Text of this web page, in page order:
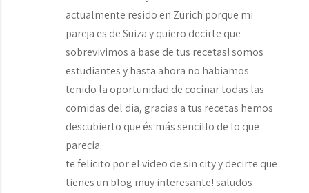
actualmente resido en Zürich porque mi
pareja es de Suiza y quiero decirte que
sobrevivimos a base de tus recetas! somos
estudiantes y hasta ahora no habiamos
tenido la oportunidad de cocinar todas las
comidas del dia, gracias a tus recetas hemos
descubierto que és más sencillo de lo que
parecia.
te felicito por el video de sin city y decirte que
tienes un blog muy interesante! saludos